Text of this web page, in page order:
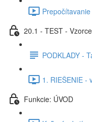
20.1 - TEST - Vzorce
PODKLADY -
1. RIEŠENIE -
Funkcie: ÚVOD